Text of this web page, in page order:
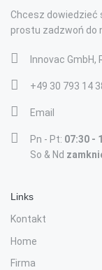
Chcesz dowiedzieć
prostu zadzwoń do
Innovac
+49 30 793 14
Email
Pn - Pt: 07:30 -
So & Nd
Links
Kontakt
Home
Firma